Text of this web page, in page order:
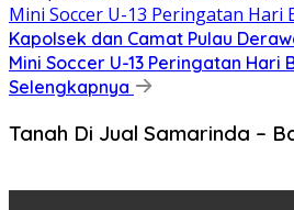
Kapolsek dan Camat Pulau
Mini Soccer U-13 Peringatan Hari
Selengkapnya
Tanah Di Jual Samarinda –